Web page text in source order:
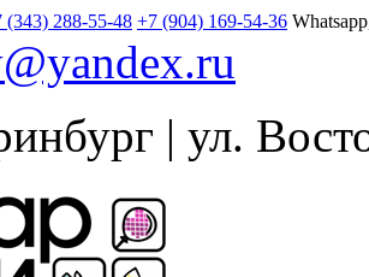
(343) 288-55-48 +7 (904) 169-54-36
| ул.